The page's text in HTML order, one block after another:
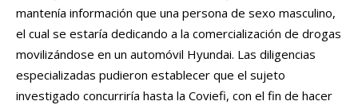
mantenía información que una persona de sexo masculino,
el cual se estaría dedicando a la comercialización de drogas
movilizándose en un automóvil Hyundai. Las diligencias
especializadas pudieron establecer que el sujeto
investigado concurriría hasta la Coviefi, con el fin de hacer